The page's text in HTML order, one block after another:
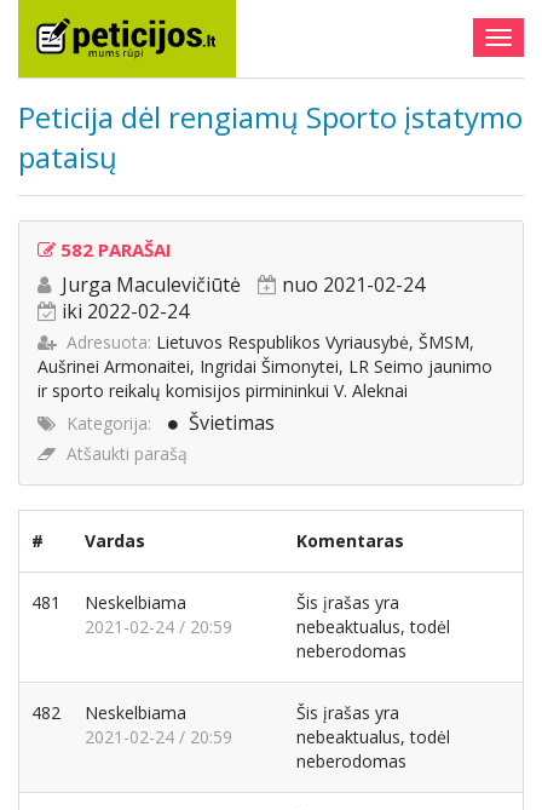
Peticija dėl rengiamų Sporto įstatymo
pataisų
582 PARAŠAI
Jurga Maculevičiūtė
nuo 2021-02-24
iki 2022-02-24
Adresuota: Lietuvos Respublikos Vyriausybė, ŠMSM,
Aušrinei Armonaitei, Ingridai Šimonytei, LR Seimo jaunimo
ir sporto reikalų komisijos pirmininkui V. Aleknai
Kategorija:
Švietimas
Atšaukti parašą
# Vardas Komentaras
481
Neskelbiama
2021-02-24 / 20:59
Šis įrašas yra
nebeaktualus, todėl
neberodomas
482
Neskelbiama
2021-02-24 / 20:59
Šis įrašas yra
nebeaktualus, todėl
neberodomas